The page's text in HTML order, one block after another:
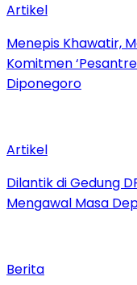
Artikel
Menepis Khawatir,
Komitmen
Diponegoro
Artikel
Dilantik di Gedung
Mengawal Masa
Berita